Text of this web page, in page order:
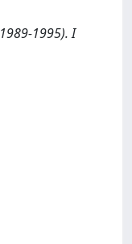
1995). I